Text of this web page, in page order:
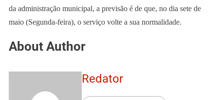
da administração municipal, a previsão é de que, no dia sete de
maio (Segunda-feira), o serviço volte a sua normalidade.
About Author
Redator